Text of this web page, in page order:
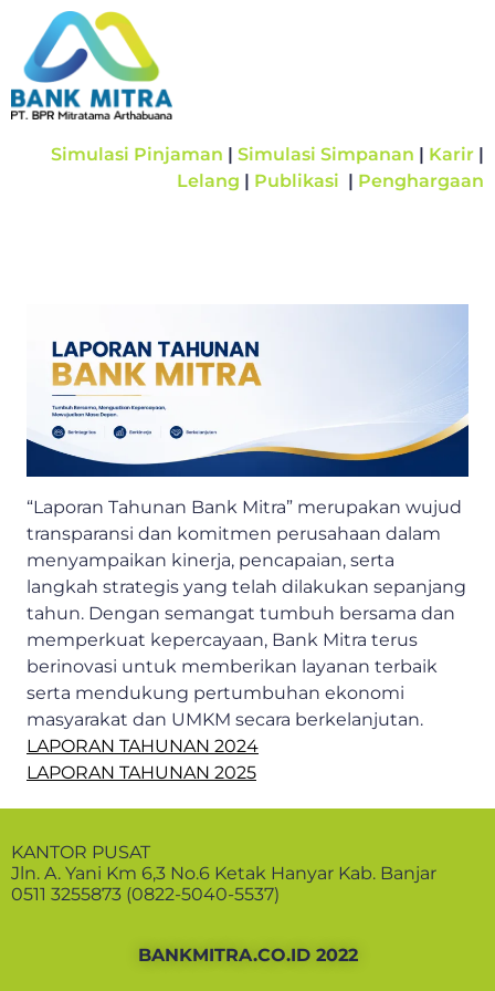
Simulasi Pinjaman | Simulasi Simpanan | Karir |
Lelang | Publikasi | Penghargaan
“Laporan Tahunan Bank Mitra” merupakan wujud
transparansi dan komitmen perusahaan dalam
menyampaikan kinerja, pencapaian, serta
langkah strategis yang telah dilakukan sepanjang
tahun. Dengan semangat tumbuh bersama dan
memperkuat kepercayaan, Bank Mitra terus
berinovasi untuk memberikan layanan terbaik
serta mendukung pertumbuhan ekonomi
masyarakat dan UMKM secara berkelanjutan.
LAPORAN TAHUNAN 2024
LAPORAN TAHUNAN 2025
KANTOR PUSAT
Jln. A. Yani Km 6,3 No.6 Ketak Hanyar Kab. Banjar
0511 3255873 (0822-5040-5537)
BANKMITRA.CO.ID 2022